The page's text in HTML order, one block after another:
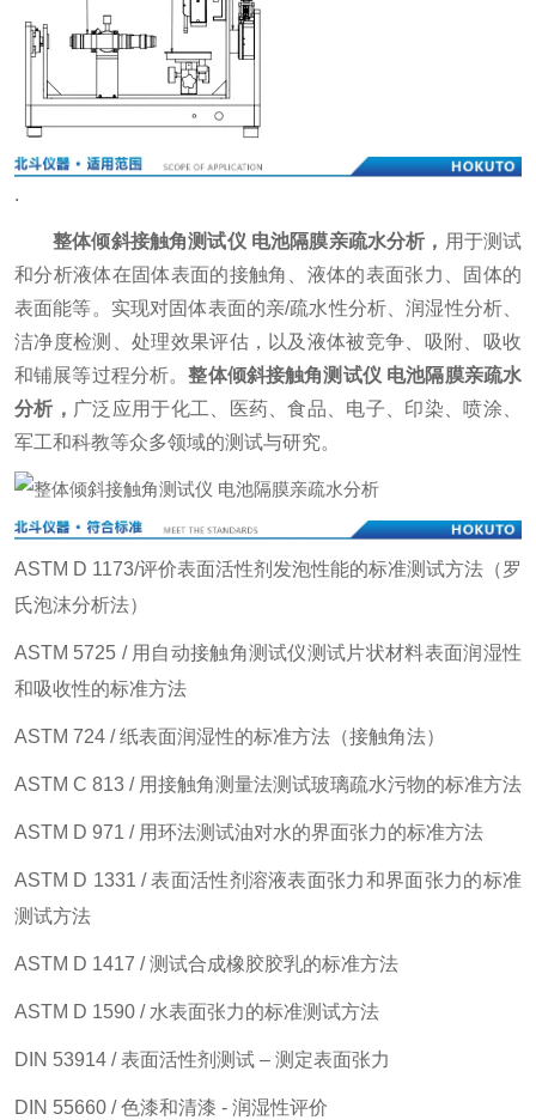
.
整体倾斜接触角测试仪 电池隔膜亲疏水分析 ， 用于测试
和分析液体在固体表面的接触角、液体的表面张力、固体的
表面能等。实现对固体表面的亲/疏水性分析、润湿性分析、
洁净度检测、处理效果评估，以及液体被竞争、吸附、吸收
和铺展等过程分析。整体倾斜接触角测试仪 电池隔膜亲疏水
分析 ， 广泛应用于化工、医药、食品、电子、印染、喷涂、
军工和科教等众多领域的测试与研究。
ASTM D 1173/评价表面活性剂发泡性能的标准测试方法（罗
氏泡沫分析法）
ASTM 5725 / 用自动接触角测试仪测试片状材料表面润湿性
和吸收性的标准方法
ASTM 724 / 纸表面润湿性的标准方法（接触角法）
ASTM C 813 / 用接触角测量法测试玻璃疏水污物的标准方法
ASTM D 971 / 用环法测试油对水的界面张力的标准方法
ASTM D 1331 / 表面活性剂溶液表面张力和界面张力的标准
测试方法
ASTM D 1417 / 测试合成橡胶胶乳的标准方法
ASTM D 1590 / 水表面张力的标准测试方法
DIN 53914 / 表面活性剂测试 – 测定表面张力
DIN 55660 / 色漆和清漆 - 润湿性评价